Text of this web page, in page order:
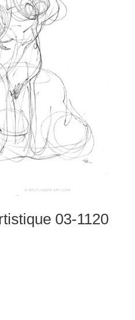
03-1120